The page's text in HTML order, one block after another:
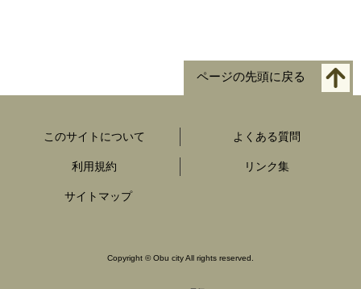
ページの先頭に戻る
このサイトについて よくある質問
利用規約 リンク集
サイトマップ
Copyright ©Obu city All rights reserved.